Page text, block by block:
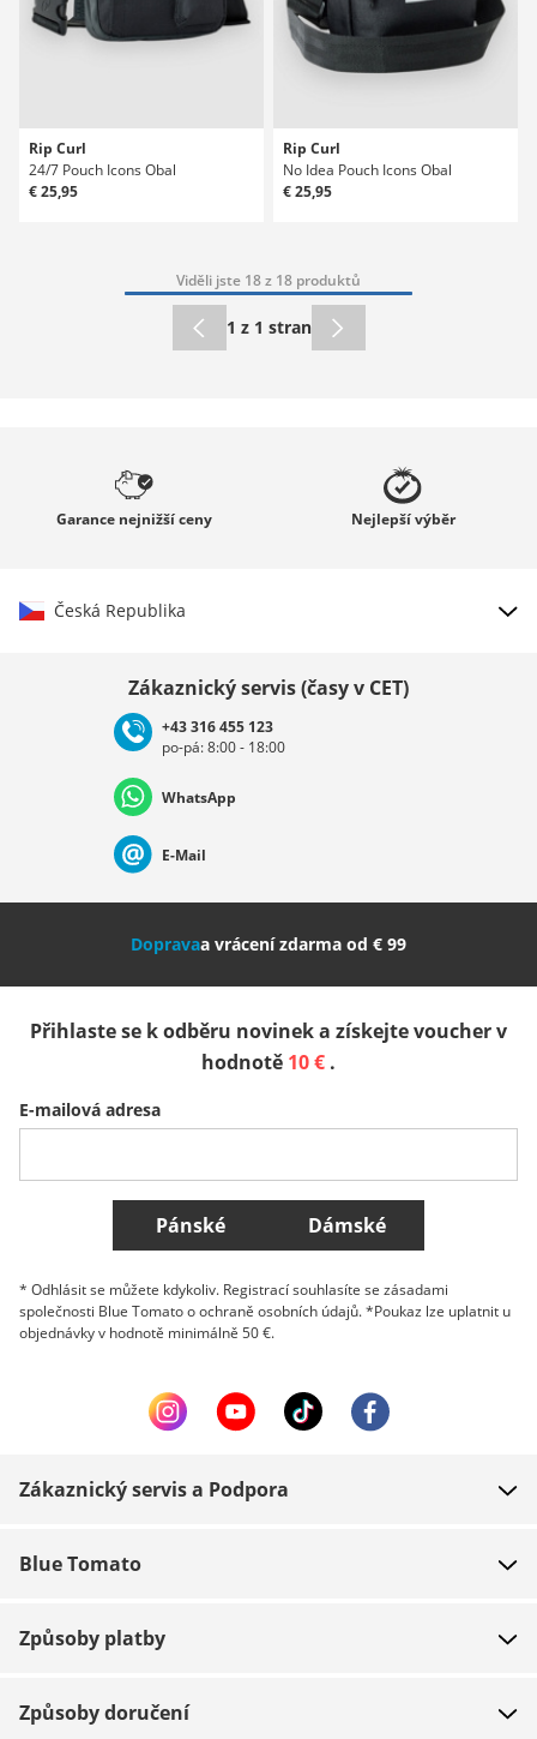
Rip Curl
24/7 Pouch Icons Obal
€ 25,95
Rip Curl
No Idea Pouch Icons Obal
€ 25,95
Viděli jste 18 z 18 produktů
1 z 1 stran
Garance nejnižší ceny Nejlepšívýběr
Česká Republika
Deutschland Österreich
Nederland Italia (Italiano) Italien (Deutsch)
Slovenija
Belgique (Français) Danmark Norge
Všechny země
Zákaznický servis (časy v CET)
+43 316 455 123
po-pá: 8:00 - 18:00
WhatsApp
E-Mail
Dopravaa vrácení zdarma od € 99
Přihlaste se k odběru novinek a získejte voucher v
hodnotě 10 € .
E-mailová adresa
Pánské Dámské
* Odhlásit se můžete kdykoliv. Registrací souhlasíte se zásadami
společnosti Blue Tomato o ochraně osobních údajů. *Poukaz lze uplatnit u
objednávky v hodnotě minimálně 50 €.
Zákaznický servis a Podpora
Platba
Navrácení zboží
Blue Tomato
Práce
Způsoby platby
Způsoby doručení